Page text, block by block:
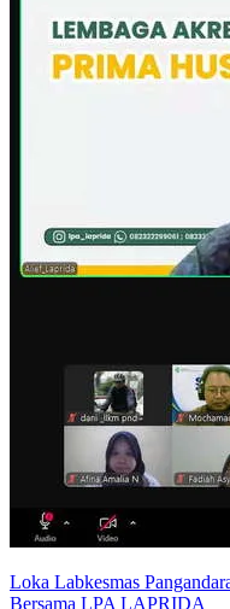
Loka Labkesmas
Bersama LPA LAPRIDA